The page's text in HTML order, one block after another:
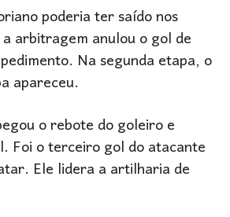
poderia ter saído nos
arbitragem anulou o gol de
Na segunda etapa, o
apareceu.
o rebote do goleiro e
Foi o terceiro gol do atacante
Ele lidera a artilharia de